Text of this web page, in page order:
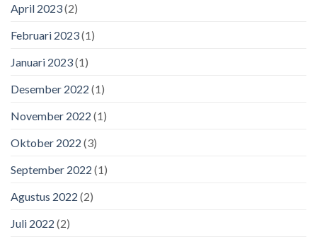
April 2023(2)
Februari 2023(1)
Januari 2023(1)
Desember 2022 (1)
November 2022 (1)
Oktober 2022 (3)
September 2022 (1)
Agustus 2022 (2)
Juli 2022 (2)